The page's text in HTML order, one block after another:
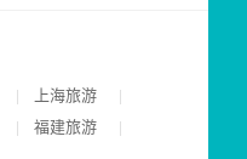
| 上海旅游 |
| 福建旅游 |